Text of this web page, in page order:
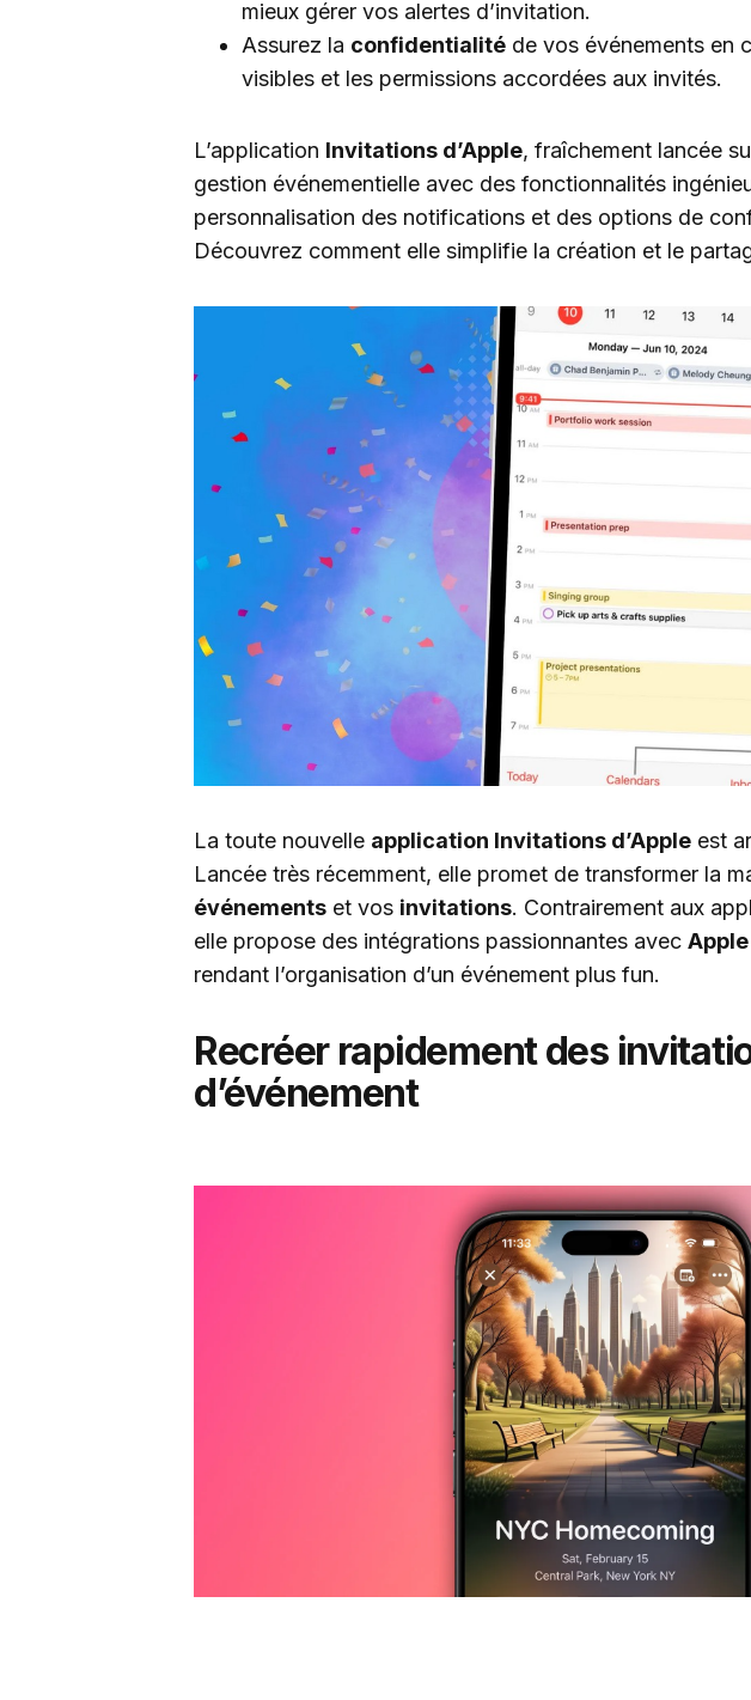
mieux gérer vos alertes d’invitation.
Assurez la confidentialité de vos événements en
visibles et les permissions accordées aux invités.
L’application Invitations d’Apple, fraîchement lancée
gestion événementielle avec des fonctionnalités
personnalisation des notifications et des options de
Découvrez comment elle simplifie la création et le
La toute nouvelle application Invitations d’Apple est
Lancée très récemment, elle promet de transformer la
événements et vos invitations. Contrairement aux
elle propose des intégrations passionnantes avec
rendant l’organisation d’un événement plus fun.
Recréer rapidement des
d’événement